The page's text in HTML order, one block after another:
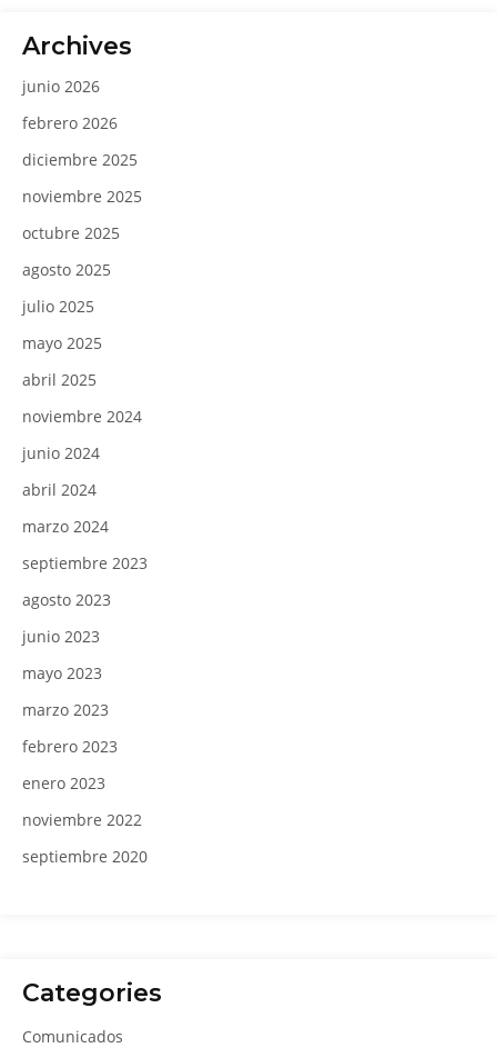
Archives
junio 2026
febrero 2026
diciembre 2025
noviembre 2025
octubre 2025
agosto 2025
julio 2025
mayo 2025
abril 2025
noviembre 2024
junio 2024
abril 2024
marzo 2024
septiembre 2023
agosto 2023
junio 2023
mayo 2023
marzo 2023
febrero 2023
enero 2023
noviembre 2022
septiembre 2020
Categories
Comunicados